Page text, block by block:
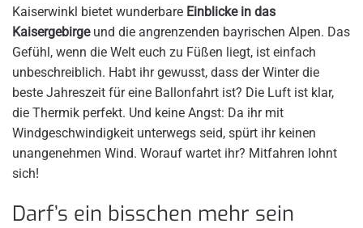
Kaiserwinkl bietet wunderbare Einblicke in das
Kaisergebirgeund die angrenzenden bayrischen Alpen. Das
Gefühl, wenn die Welt euch zu Füßen liegt, ist einfach
unbeschreiblich. Habt ihr gewusst, dass der Winter die
beste Jahreszeit für eine Ballonfahrt ist? Die Luft ist klar,
die Thermik perfekt. Und keine Angst: Da ihr mit
Windgeschwindigkeit unterwegs seid, spürt ihr keinen
unangenehmen Wind. Worauf wartet ihr? Mitfahren lohnt
sich!
Darf’s ein bisschen mehr sein